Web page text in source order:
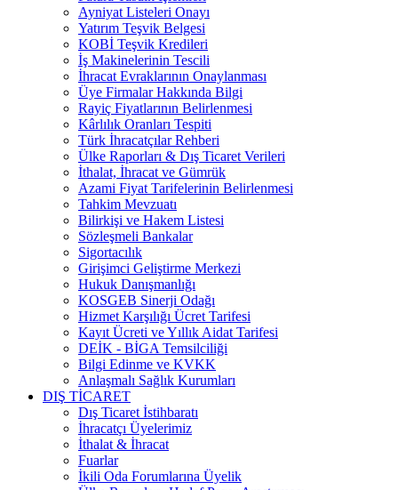
Ayniyat Listeleri Onayı
Yatırım Teşvik Belgesi
KOBİ Teşvik Kredileri
İş Makinelerinin Tescili
İhracat Evraklarının Onaylanması
Üye Firmalar Hakkında Bilgi
Rayiç Fiyatlarının Belirlenmesi
Kârlılık Oranları Tespiti
Türk İhracatçılar Rehberi
Ülke Raporları & Dış Ticaret Verileri
İthalat, İhracat ve Gümrük
Azami Fiyat Tarifelerinin Belirlenmesi
Tahkim Mevzuatı
Bilirkişi ve Hakem Listesi
Sözleşmeli Bankalar
Sigortacılık
Girişimci Geliştirme Merkezi
Hukuk Danışmanlığı
KOSGEB Sinerji Odağı
Hizmet Karşılığı Ücret Tarifesi
Kayıt Ücreti ve Yıllık Aidat Tarifesi
DEİK - BİGA Temsilciliği
Bilgi Edinme ve KVKK
Anlaşmalı Sağlık Kurumları
DIŞ TİCARET
Dış Ticaret İstihbaratı
İhracatçı Üyelerimiz
İthalat & İhracat
Fuarlar
İkili Oda Forumlarına Üyelik